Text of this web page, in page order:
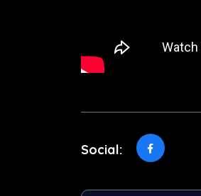
Social: